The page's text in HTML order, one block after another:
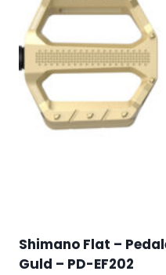
Shimano Flat –
Guld – PD-EF202